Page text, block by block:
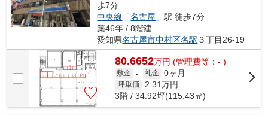
歩7分
中央線 「名古屋 」駅 徒歩7分
築46年 / 8階建
愛知県名古屋市中村区名駅 ３丁目26-19
80.6652万円 (管理費等：- )
敷金 - 礼金 0ヶ月
坪単価 2.31万円
3階 / 34.92坪(115.43㎡)